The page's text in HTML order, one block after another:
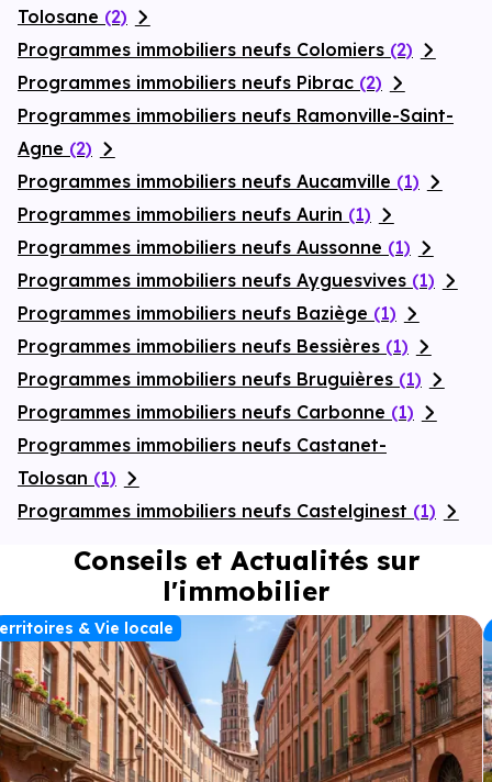
Tolosane (2)
Programmes immobiliers neufs Colomiers (2)
Programmes immobiliers neufs Pibrac (2)
Programmes immobiliers neufs Ramonville-Saint-
Agne (2)
Programmes immobiliers neufs Aucamville (1)
Programmes immobiliers neufs Aurin (1)
Programmes immobiliers neufs Aussonne (1)
Programmes immobiliers neufs Ayguesvives (1)
Programmes immobiliers neufs Baziège (1)
Programmes immobiliers neufs Bessières (1)
Programmes immobiliers neufs Bruguières (1)
Programmes immobiliers neufs Carbonne (1)
Programmes immobiliers neufs Castanet-
Tolosan (1)
Programmes immobiliers neufs Castelginest (1)
Conseils et Actualités sur
l'immobilier
& Vie locale